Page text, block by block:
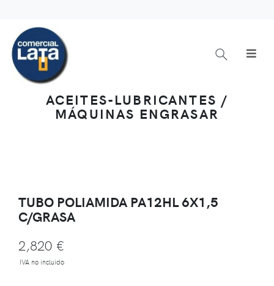
ACEITES-LUBRICANTES /
MÁQUINAS ENGRASAR
TUBO POLIAMIDA PA12HL 6X1,5
C/GRASA
2,820 €
IVA no incluido